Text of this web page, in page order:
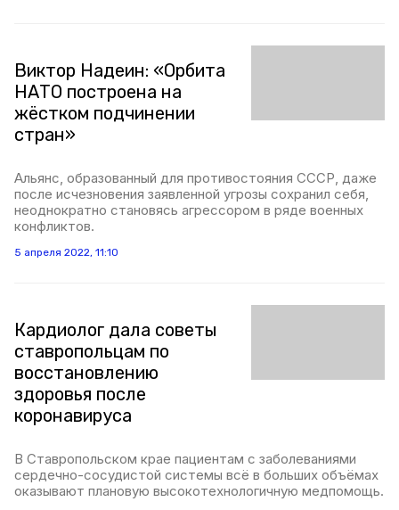
Виктор Надеин: «Орбита
НАТО построена на
жёстком подчинении
стран»
Альянс, образованный для противостояния СССР, даже
после исчезновения заявленной угрозы сохранил себя,
неоднократно становясь агрессором в ряде военных
конфликтов.
5 апреля 2022, 11:10
Кардиолог дала советы
ставропольцам по
восстановлению
здоровья после
коронавируса
В Ставропольском крае пациентам с заболеваниями
сердечно-сосудистой системы всё в больших объёмах
оказывают плановую высокотехнологичную медпомощь.